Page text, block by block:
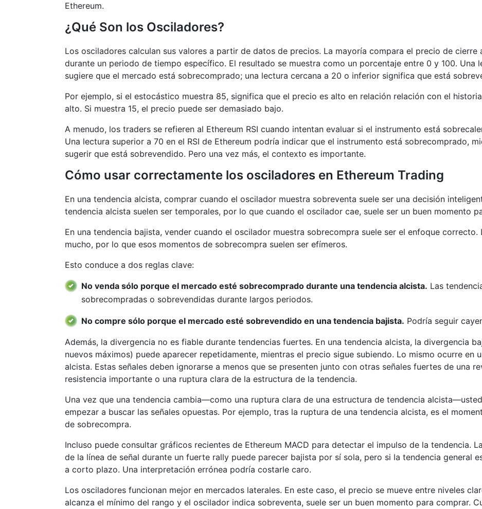
Ethereum.
¿Qué Son los Osciladores?
Los osciladores calculan sus valores a partir de datos de precios. La mayoría compara el precio de
durante un periodo de tiempo específico. El resultado se muestra como un porcentaje entre 0 y 100. Una
sugiere que el mercado está sobrecomprado; una lectura cercana a 20 o inferior significa que está
Por ejemplo, si el estocástico muestra 85, significa que el precio es alto en relación relación con el
alto. Si muestra 15, el precio puede ser demasiado bajo.
A menudo, los traders se refieren al Ethereum RSI cuando intentan evaluar si el instrumento está
Una lectura superior a 70 en el RSI de Ethereum podría indicar que el instrumento está sobrecomprado,
sugerir que está sobrevendido. Pero una vez más, el contexto es importante.
Cómo usar correctamente los osciladores en Ethereum Trading
En una tendencia alcista, comprar cuando el oscilador muestra sobreventa suele ser una decisión
tendencia alcista suelen ser temporales, por lo que cuando el oscilador cae, suele ser un buen momento
En una tendencia bajista, vender cuando el oscilador muestra sobrecompra suele ser el enfoque
mucho, por lo que esos momentos de sobrecompra suelen ser efímeros.
Esto conduce a dos reglas clave:
No venda sólo porque el mercado esté sobrecomprado durante una tendencia alcista. Las
sobrecompradas o sobrevendidas durante largos periodos.
No compre sólo porque el mercado esté sobrevendido en una tendencia bajista. Podría seguir
Además, la divergencia no es fiable durante tendencias fuertes. En una tendencia alcista, la divergencia
nuevos máximos) puede aparecer repetidamente, mientras el precio sigue subiendo. Lo mismo ocurre en
alcista. Estas señales deben ignorarse a menos que se presenten junto con otras señales fuertes de una
resistencia importante o una ruptura clara de la estructura de la tendencia.
Una vez que una tendencia cambia—como una ruptura clara de una estructura de tendencia
empezar a buscar las señales opuestas. Por ejemplo, tras la ruptura de una tendencia alcista, es el
de sobrecompra.
Incluso puede consultar gráficos recientes de Ethereum MACD para detectar el impulso de la tendencia.
de la línea de señal durante un fuerte rally puede parecer bajista por sí sola, pero si la tendencia general
a corto plazo. Una interpretación errónea podría costarle caro.
Los osciladores funcionan mejor en mercados laterales. En este caso, el precio se mueve entre niveles
alcanza el mínimo del rango y el oscilador indica sobreventa, suele ser un buen momento para comprar.